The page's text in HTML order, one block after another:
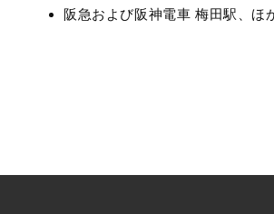
阪急および阪神電車 梅田駅、ほ